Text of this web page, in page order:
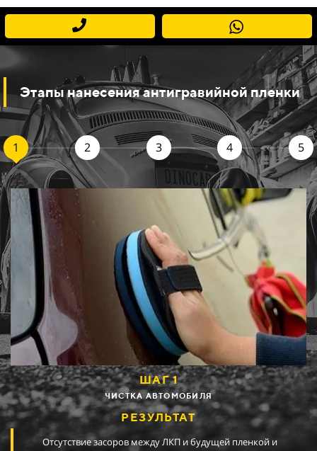
Этапы нанесения антигравийной пленки
1 2 3 4 5
ШАГ 2
ВЫРЕЗКА ПЛЕНКИ ПОД ДЕТАЛИ АВТО
РЕЗУЛЬТАТ
Готовая пленка для покрытия поверхности любых зон